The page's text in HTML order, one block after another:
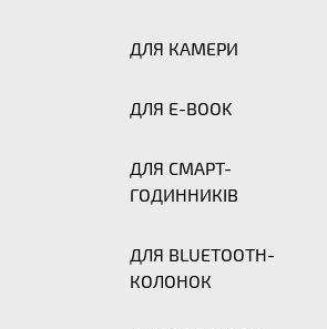
ДЛЯ КАМЕРИ
ДЛЯ E-BOOK
ДЛЯ СМАРТ-
ГОДИННИКІВ
ДЛЯ BLUETOOTH-
КОЛОНОК